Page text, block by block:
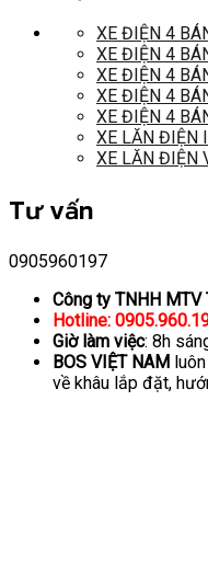
XE ĐIỆN 4
XE ĐIỆN 4
XE ĐIỆN 4
XE ĐIỆN 4
XE ĐIỆN 4
XE LĂN ĐIỆN
XE LĂN ĐIỆN
Tư vấn
0905960197
Công ty TNHH MTV
Hotline:
Giờ làm việc: 8h
BOS VIỆT NAM
về khâu lắp đặt,